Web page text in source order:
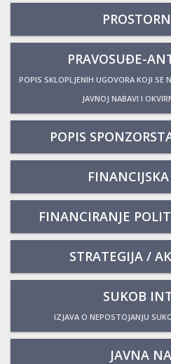
PRAVOSUĐE-
POPIS SKLOPLJENIH UGOVORA KOJI SE
JAVNOJ NABAVI I
POPIS
FINANCIJSKA
FINANCIRANJE
STRATEGIJA /
SUKOB
IZJAVA O NEPOSTOJANJU
JAVNA